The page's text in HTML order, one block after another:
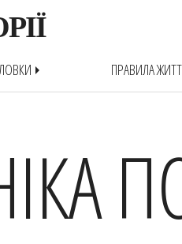
arrow_right ПРАВИЛА